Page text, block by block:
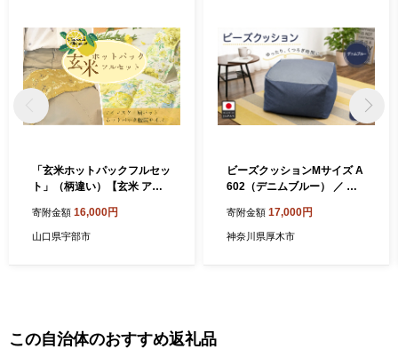
「玄米ホットパックフルセッ
ト」（柄違い）【玄米 アイ
ク 花 柄 リラックス リラクゼ
ーション 保温 睡眠 快眠 疲労
寄附金額 16,000円
山口県宇部市
ビーズクッションMサイズ A
602（デニムブルー） ／ イ
川県 No.268
寄附金額 17,000円
神奈川県厚木市
この自治体のおすすめ返礼品